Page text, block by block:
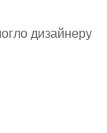
дизайнеру